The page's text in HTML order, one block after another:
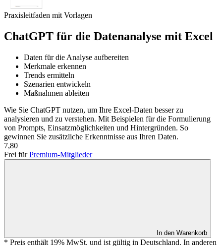
Praxisleitfaden mit Vorlagen
ChatGPT für die Datenanalyse mit Excel
Daten für die Analyse aufbereiten
Merkmale erkennen
Trends ermitteln
Szenarien entwickeln
Maßnahmen ableiten
Wie Sie ChatGPT nutzen, um Ihre Excel-Daten besser zu
analysieren und zu verstehen. Mit Beispielen für die Formulierung
von Prompts, Einsatzmöglichkeiten und Hintergründen. So
gewinnen Sie zusätzliche Erkenntnisse aus Ihren Daten.
7,80
Frei fürPremium-Mitglieder
In den Warenkorb
* Preis enthält 19% MwSt. und ist gültig in Deutschland. In anderen